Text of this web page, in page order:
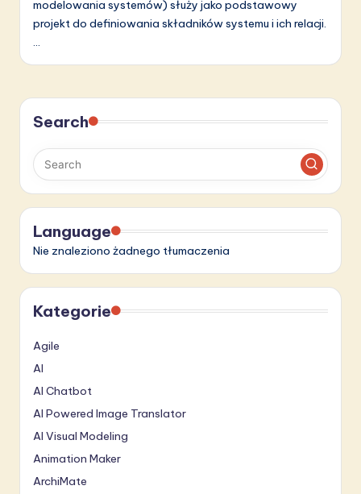
t
&
S
o
f
t
w
a
r
e
n
n
o
v
modelowania systemów) służy jako podstawowy
projekt do definiowania składników systemu i ich relacji.
Search
Language
Nie znaleziono żadnego tłumaczenia
Kategorie
Agile
AI
AI Chatbot
AI Powered Image Translator
AI Visual Modeling
Animation Maker
ArchiMate